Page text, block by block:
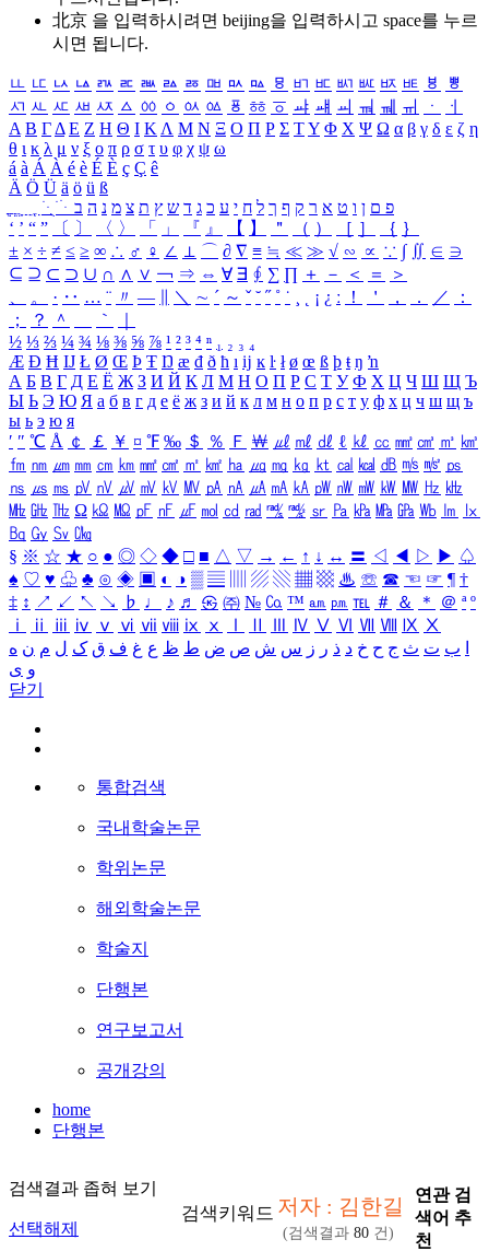
北京 을 입력하시려면 beijing을 입력하시고 space를 누르
시면 됩니다.
ㅥ ㅦ ㅧ ㅨ ㅩ ㅪ ㅫ ㅬ ㅭ ㅮ ㅯ ㅰ ㅱ ㅲ ㅳ ㅴ ㅵ ㅶ ㅷ ㅸ
ㅹ
ㅺ ㅻ ㅼ ㅽ ㅾ ㅿ ㆀ ㆁ ㆂ ㆃ ㆄ ㆅ ㆆ ㆇ ㆈ ㆉ ㆊ ㆋ ㆌ ㆍ
ㆎ
Α Β ΓΔ Ε Ζ Η Θ Ι ΚΛ Μ Ν Ξ Ο Π Ρ Σ ΤΥ Φ Χ Ψ Ω α β γ δ ε ζ η
θ ι κ λ μ ν ξ ο π ρ σ τ υ φ χ ψ ω
á à Á À é è É È ç Ç ê
Ä Ö Ü ä ö ü ß
ִֶֹ ֻּ ׁׂ פ ם ן ו ט א ר ק ף ך ל ח י ע כ ג ד ש ץ ת צ מ נ ה ב
‘ ’ “ ” 〔 〕 〈 〉 「 」 『 』 【 】 ＂ （ ） ［ ］ ｛ ｝
± × ÷ ≠ ≤ ≥ ∞ ∴ ♂ ♀ ∠ ⊥ ⌒ ∂ ∇ ≡ ≒ ≪ ≫ √ ∽ ∝ ∵ ∫ ∬ ∈ ∋
⊆ ⊇ ⊂ ⊃ ∪ ∩ ∧ ∨ ￢ ⇒ ⇔ ∀ ∃ ∮ ∑ ∏ ＋ － ＜ ＝
＞
、
。 · ‥ … ¨ 〃 ― ＼ ∼ ´ ～ ˇ ˘ ˝ ˚ ˙ ¸ ¡ ¿ ː ！ ＇ ， ． ／
：
；
？ ＾ ｀
½ ⅓ ⅔ ¼ ¾ ⅛ ⅜ ⅝ ⅞ ¹ ² ³ ⁴ ⁿ ₁ ₂ ₃ ₄
Æ Ð Ħ Ĳ Ł Ø Œ Þ Ŧ Ŋ æ đ ð ħ ı ĳ ĸ ŀ ł ø œ ß þ ŧ ŋ ŉ
А Б В Г Д Е Ё Ж З И Й К Л М Н О П Р С Т У Ф Х Ц Ч Ш Щ Ъ
Ы Ь Э Ю Я а б в г д е ё ж з и й к л м н о п р с т у ф х ц ч ш щ ъ
ы ь э ю я
′ ″ ℃ Å ￠ ￡ ￥ ¤ ℉ ‰ ＄ ％ Ｆ ￦ ㎕ ㎖ ㎗ ℓ ㎘ ㏄ ㎣ ㎤ ㎥ ㎦
㎙ ㎚ ㎛ ㎜ ㎝ ㎞ ㎟ ㎠ ㎡ ㎢ ㏊ ㎍ ㎎ ㎏ ㏏ ㎈ ㎉ ㏈ ㎧ ㎨ ㎰
㎱ ㎲ ㎳ ㎴ ㎵ ㎶ ㎷ ㎸ ㎹ ㎀ ㎁ ㎂ ㎃ ㎄ ㎺ ㎻ ㎽ ㎾ ㎿ ㎐ ㎑
㎒ ㎓ ㎔ Ω ㏀ ㏁ ㎊ ㎋ ㎌ ㏖ ㏅ ㎭ ㎮ ㎯ ㏛ ㎩ ㎪ ㎫ ㎬ ㏝ ㏐
㏓
㏃ ㏉ ㏜ ㏆
§ ※ ☆ ★ ○ ● ◎ ◇ ◆ □ ■ △ ▽ → ← ↑ ↓ ↔ 〓 ◁ ◀ ▷ ▶ ♤
♠ ♡ ♥ ♧ ♣ ⊙ ◈ ▣ ◐ ◑ ▒ ▤ ▨ ▧ ▦ ▩ ♨ ☏ ☎ ☜ ☞ ¶ †
‡ ↕ ↗ ↙ ↖ ↘ ♭ ♩ ♪ ♬ ㉿ ㈜ № ㏇ ™ ㏂ ㏘ ℡ ＃ ＆ ＊ ＠ ª º
ⅰ
ⅱ ⅲ ⅳ ⅴ ⅵ ⅶ ⅷ ⅸ ⅹ Ⅳ Ⅴ Ⅵ Ⅶ Ⅷ Ⅸ Ⅹ
ب ت ث ج ح خ د ذ ر ز س ش ص ض ط ظ ع غ ف ق ک ل م ن ه
و ی
닫기
통합검색
국내학술논문
학위논문
해외학술논문
학술지
단행본
연구보고서
공개강의
home
단행본
검색결과 좁혀 보기
선택해제
검색키워드 저자 : 김한길
(검색결과 80 건)
연관 검
색어 추
천